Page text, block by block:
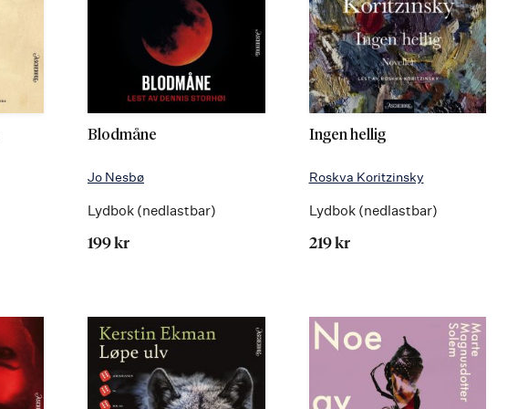
Blodmåne
Jo Nesbø
Lydbok (nedlastbar)
199 kr
Ingen hellig
Roskva Koritzinsky
Lydbok (nedlastbar)
219 kr